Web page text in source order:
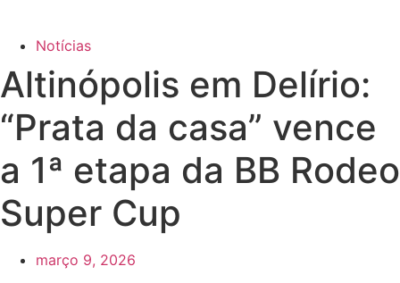
Notícias
Altinópolis em Delírio:
“Prata da casa” vence
a 1ª etapa da BB Rodeo
Super Cup
março 9, 2026